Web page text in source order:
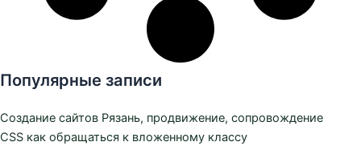
Популярные записи
Создание сайтов Рязань, продвижение, сопровождение
CSS как обращаться к вложенному классу